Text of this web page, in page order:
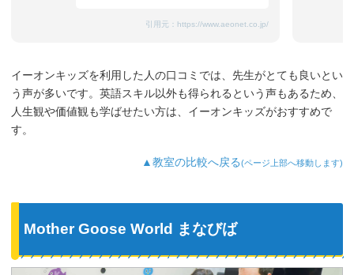
引用元： https://www.aeonet.co.jp/
イーオンキッズを利用した人の口コミでは、先生がとても良いとい
う声が多いです。英語スキル以外も得られるという声もあるため、
人生観や価値観も学ばせたい方は、イーオンキッズがおすすめで
す。
▲教室の比較へ戻る(ページ上部へ移動します)
Mother Goose World まなびば